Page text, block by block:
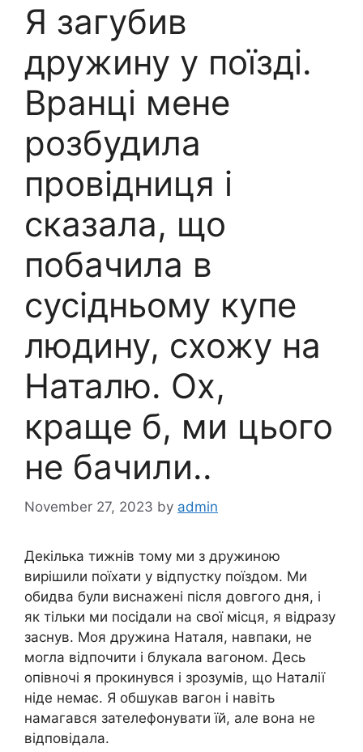
Я загубив
дружину у поїзді.
Вранці мене
розбудила
провідниця і
сказала, що
побачила в
сусідньому купе
людину, схожу на
Наталю. Ох,
краще б, ми цього
не бачили..
November 27, 2023 by admin
Декілька тижнів тому ми з дружиною
вирішили поїхати у відпустку поїздом. Ми
обидва були виснажені після довгого дня, і
як тільки ми посідали на свої місця, я відразу
заснув. Моя дружина Наталя, навпаки, не
могла відпочити і блукала вагоном. Десь
опівночі я прокинувся і зрозумів, що Наталії
ніде немає. Я обшукав вагон і навіть
намагався зателефонувати їй, але вона не
відповідала.